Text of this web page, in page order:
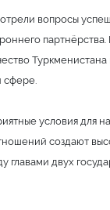
вопросы
Туркменистана
сфере.
условия для
создают
двух